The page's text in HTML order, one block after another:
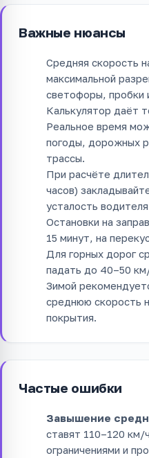
Важные нюансы
Средняя скорость
максимальной
светофоры, пробки
Калькулятор даёт
Реальное время
погоды, дорожных
трассы.
При расчёте
часов)
усталость
Остановки на
15 минут, на
Для горных дорог
падать до 40–50
Зимой
среднюю скорость
покрытия.
Частые ошибки
Завышение
ставят 110–120 км/
ограничениями и